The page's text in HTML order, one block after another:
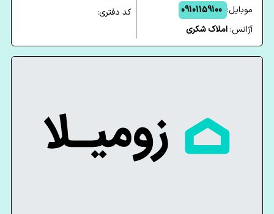
موبایل: 09101159100
آژانس:املاک شکری
کد دفتری: